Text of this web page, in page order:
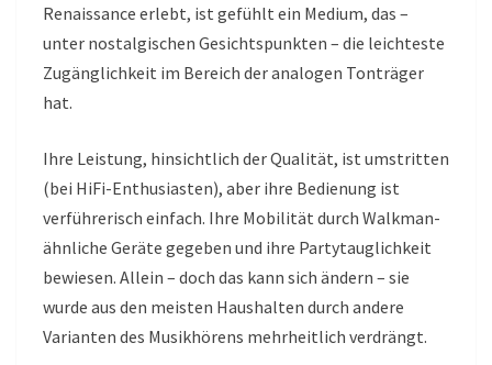
Renaissance erlebt, ist gefühlt ein Medium, das –
unter nostalgischen Gesichtspunkten – die leichteste
Zugänglichkeit im Bereich der analogen Tonträger
hat.
Ihre Leistung, hinsichtlich der Qualität, ist umstritten
(bei HiFi-Enthusiasten), aber ihre Bedienung ist
verführerisch einfach. Ihre Mobilität durch Walkman-
ähnliche Geräte gegeben und ihre Partytauglichkeit
bewiesen. Allein – doch das kann sich ändern – sie
wurde aus den meisten Haushalten durch andere
Varianten des Musikhörens mehrheitlich verdrängt.